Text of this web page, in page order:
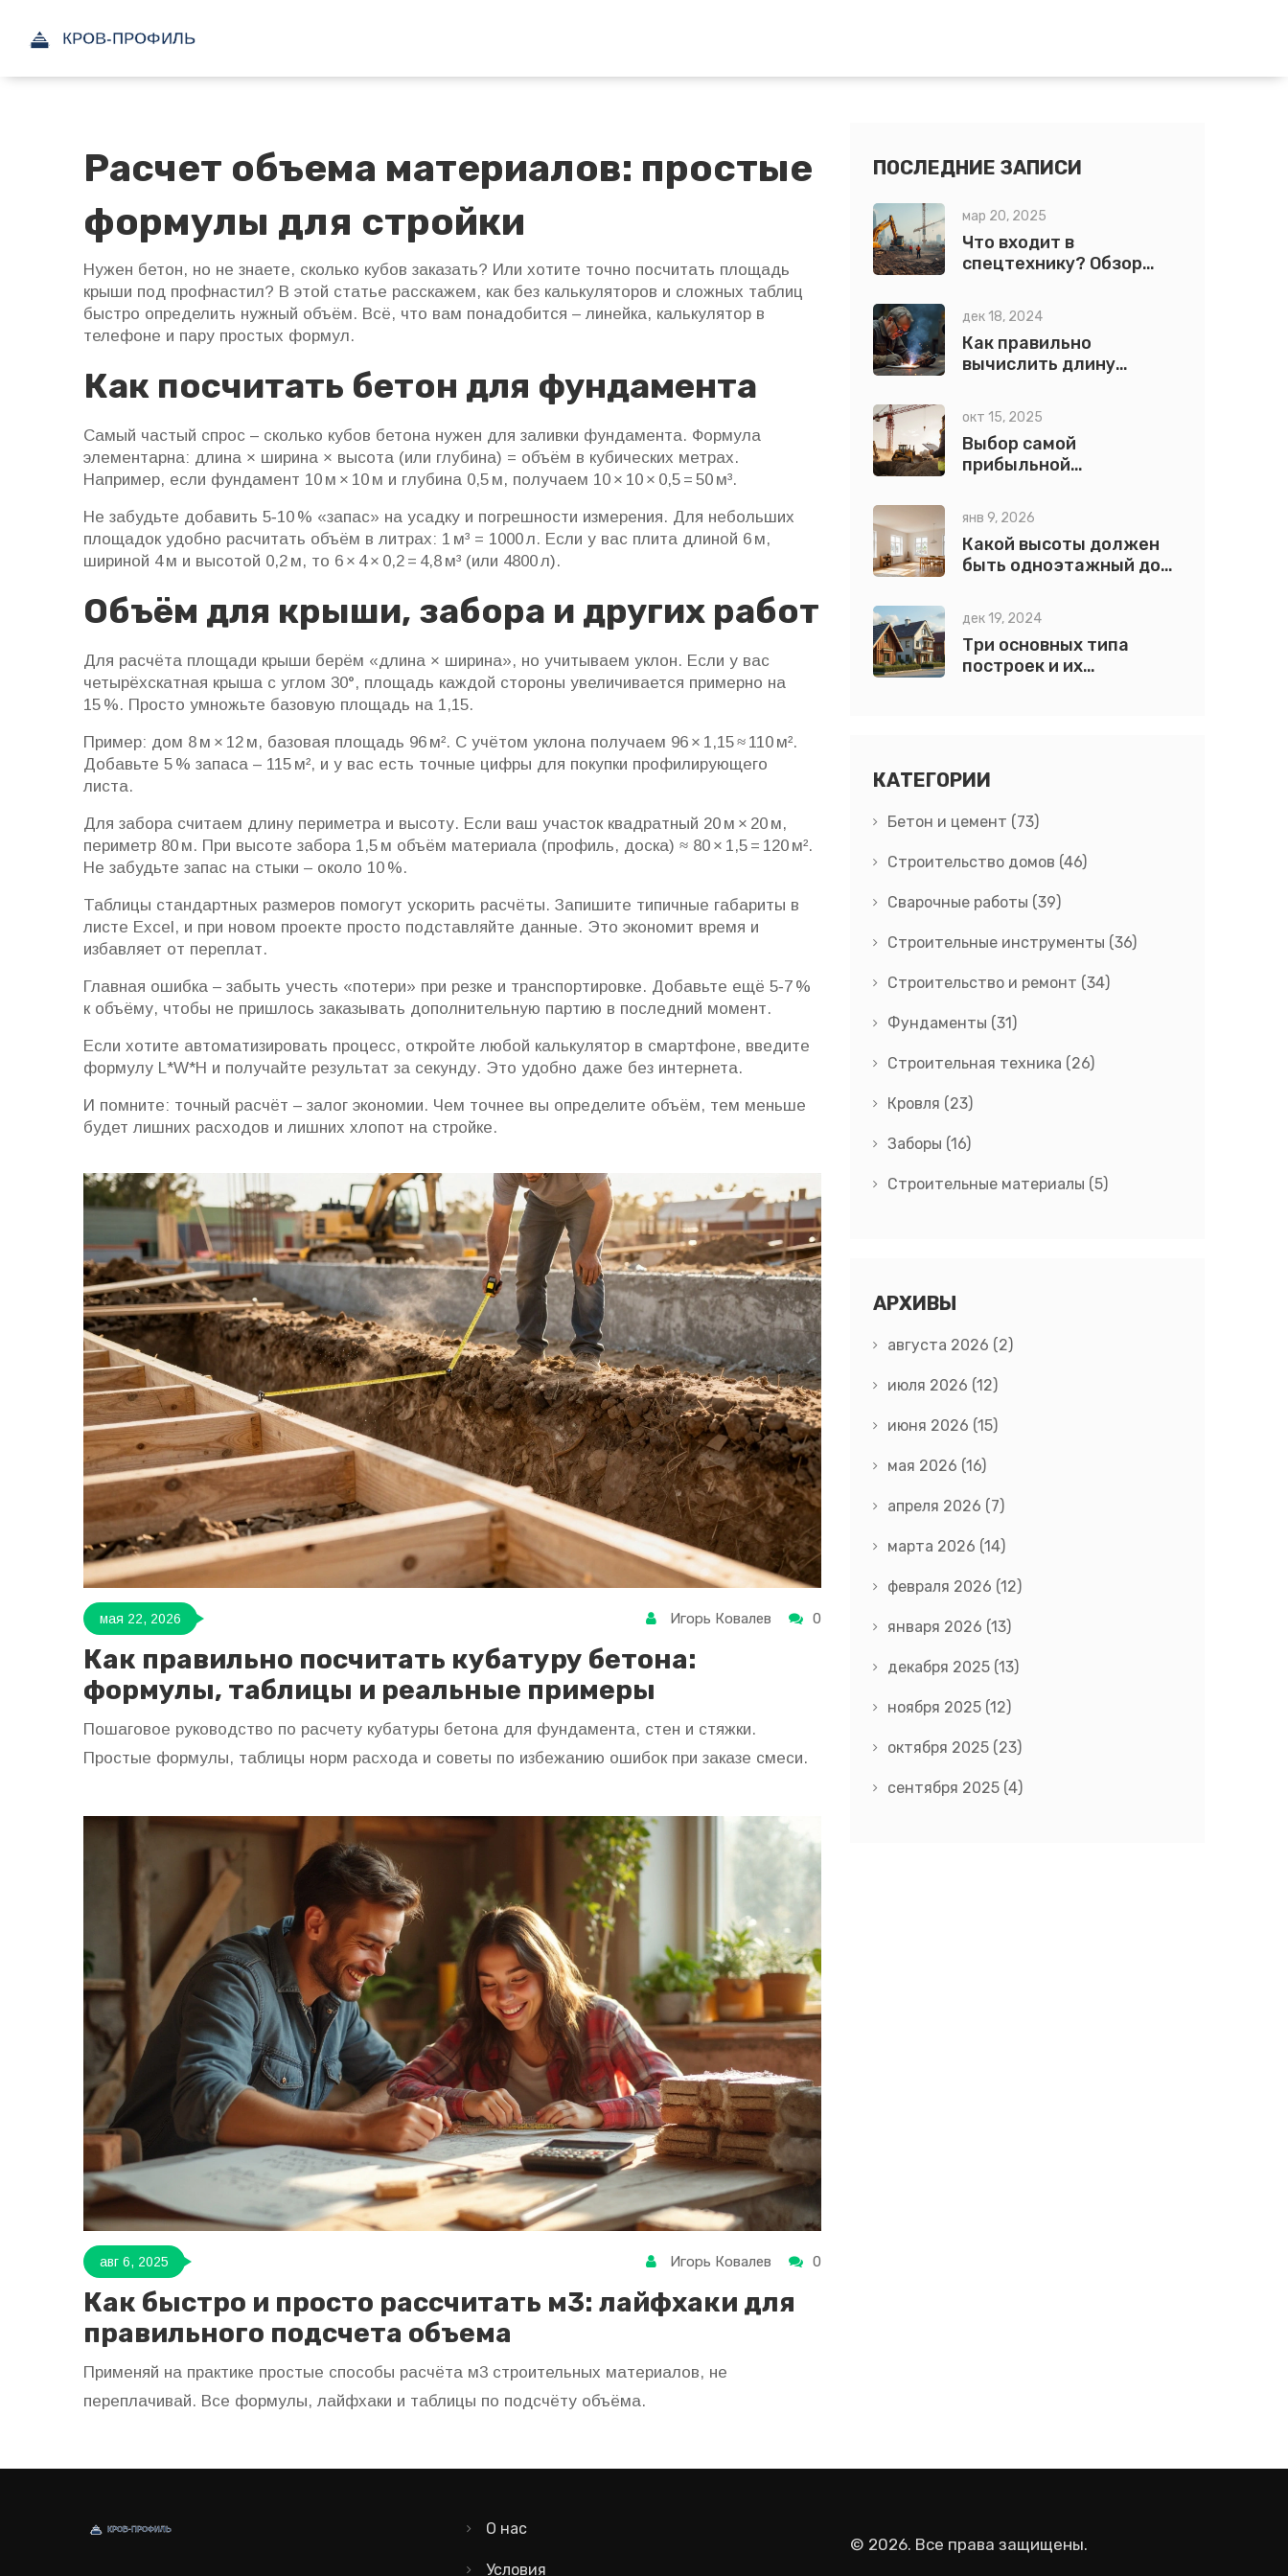
Расчет объема материалов: простые
формулы для стройки
Нужен бетон, но не знаете, сколько кубов заказать? Или хотите точно посчитать площадь
крыши под профнастил? В этой статье расскажем, как без калькуляторов и сложных таблиц
быстро определить нужный объём. Всё, что вам понадобится – линейка, калькулятор в
телефоне и пару простых формул.
Как посчитать бетон для фундамента
Самый частый спрос – сколько кубов бетона нужен для заливки фундамента. Формула
элементарна: длина × ширина × высота (или глубина) = объём в кубических метрах.
Например, если фундамент 10 м × 10 м и глубина 0,5 м, получаем 10 × 10 × 0,5 = 50 м³.
Не забудьте добавить 5‑10 % «запас» на усадку и погрешности измерения. Для небольших
площадок удобно расчитать объём в литрах: 1 м³ = 1000 л. Если у вас плита длиной 6 м,
шириной 4 м и высотой 0,2 м, то 6 × 4 × 0,2 = 4,8 м³ (или 4800 л).
Объём для крыши, забора и других работ
Для расчёта площади крыши берём «длина × ширина», но учитываем уклон. Если у вас
четырёхскатная крыша с углом 30°, площадь каждой стороны увеличивается примерно на
15 %. Просто умножьте базовую площадь на 1,15.
Пример: дом 8 м × 12 м, базовая площадь 96 м². С учётом уклона получаем 96 × 1,15 ≈ 110 м².
Добавьте 5 % запаса – 115 м², и у вас есть точные цифры для покупки профилирующего
листа.
Для забора считаем длину периметра и высоту. Если ваш участок квадратный 20 м × 20 м,
периметр 80 м. При высоте забора 1,5 м объём материала (профиль, доска) ≈ 80 × 1,5 = 120 м².
Не забудьте запас на стыки – около 10 %.
Таблицы стандартных размеров помогут ускорить расчёты. Запишите типичные габариты в
листе Excel, и при новом проекте просто подставляйте данные. Это экономит время и
избавляет от переплат.
Главная ошибка – забыть учесть «потери» при резке и транспортировке. Добавьте ещё 5‑7 %
к объёму, чтобы не пришлось заказывать дополнительную партию в последний момент.
Если хотите автоматизировать процесс, откройте любой калькулятор в смартфоне, введите
формулу L*W*H и получайте результат за секунду. Это удобно даже без интернета.
И помните: точный расчёт – залог экономии. Чем точнее вы определите объём, тем меньше
будет лишних расходов и лишних хлопот на стройке.
мая 22, 2026 Игорь Ковалев 0
Как правильно посчитать кубатуру бетона:
формулы, таблицы и реальные примеры
Пошаговое руководство по расчету кубатуры бетона для фундамента, стен и стяжки.
Простые формулы, таблицы норм расхода и советы по избежанию ошибок при заказе смеси.
авг 6, 2025 Игорь Ковалев 0
Как быстро и просто рассчитать м3: лайфхаки для
правильного подсчета объема
Применяй на практике простые способы расчёта м3 строительных материалов, не
переплачивай. Все формулы, лайфхаки и таблицы по подсчёту объёма.
ПОСЛЕДНИЕ ЗАПИСИ
мар 20, 2025
Что входит в
спецтехнику? Обзор
оборудования
дек 18, 2024
Как правильно
вычислить длину
окт 15, 2025
Выбор самой
прибыльной
строительного бизнеса
янв 9, 2026
Какой высоты должен
быть одноэтажный дом:
практические советы
дек 19, 2024
Три основных типа
построек и их
КАТЕГОРИИ
Бетон и цемент (73)
Строительство домов (46)
Сварочные работы (39)
Строительные инструменты (36)
Строительство и ремонт (34)
Фундаменты (31)
Строительная техника (26)
Кровля (23)
Заборы (16)
Строительные материалы (5)
АРХИВЫ
августа 2026 (2)
июля 2026 (12)
июня 2026 (15)
мая 2026 (16)
апреля 2026 (7)
марта 2026 (14)
февраля 2026 (12)
января 2026 (13)
декабря 2025 (13)
ноября 2025 (12)
октября 2025 (23)
сентября 2025 (4)
О нас
Условия
© 2026. Все права защищены.